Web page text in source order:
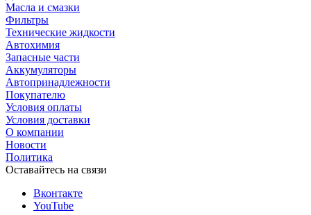
Масла и смазки
Фильтры
Технические жидкости
Автохимия
Запасные части
Аккумуляторы
Автопринадлежности
Покупателю
Условия оплаты
Условия доставки
О компании
Новости
Политика
Оставайтесь на связи
Вконтакте
YouTube